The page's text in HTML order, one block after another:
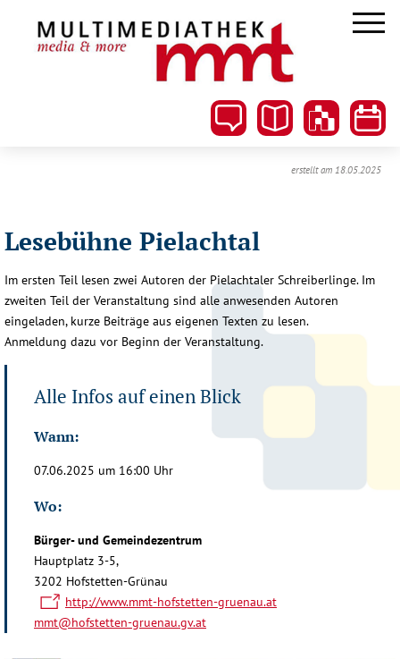
erstellt am 18.05.2025
Lesebühne Pielachtal
Im ersten Teil lesen zwei Autoren der Pielachtaler Schreiberlinge. Im
zweiten Teil der Veranstaltung sind alle anwesenden Autoren
eingeladen, kurze Beiträge aus eigenen Texten zu lesen.
Anmeldung dazu vor Beginn der Veranstaltung.
Alle Infos auf einen Blick
Wann:
07.06.2025 um 16:00 Uhr
Wo:
Bürger- und Gemeindezentrum
Hauptplatz 3-5,
3202 Hofstetten-Grünau
http://www.mmt-hofstetten-gruenau.at
mmt@hofstetten-gruenau.gv.at